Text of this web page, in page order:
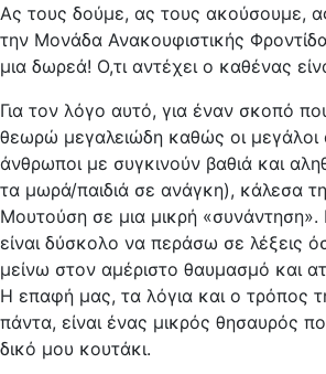
Ας τους δούμε, ας τους ακούσουμε,
την Μονάδα Ανακουφιστικής
μια δωρεά! Ο,τι αντέχει ο καθένας
Για τον λόγο αυτό, για έναν σκοπό
θεωρώ μεγαλειώδη καθώς οι μεγάλοι
άνθρωποι με συγκινούν βαθιά και
τα μωρά/παιδιά σε ανάγκη), κάλεσα
Μουτούση σε μια μικρή «συνάντηση».
είναι δύσκολο να περάσω σε λέξεις
μείνω στον αμέριστο θαυμασμό και
Η επαφή μας, τα λόγια και ο τρόπος
πάντα, είναι ένας μικρός θησαυρός
δικό μου κουτάκι.